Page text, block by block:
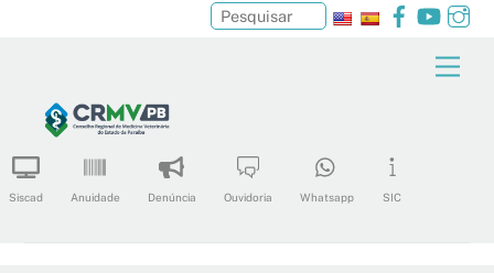
content
Facebook
Siscad Anuidade Denúncia Ouvidoria Whatsapp SIC
Pesquisar